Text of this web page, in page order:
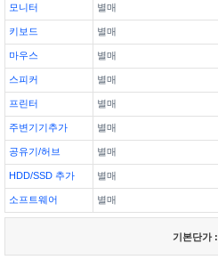
모니터 별매
키보드 별매
마우스 별매
스피커 별매
프린터 별매
주변기기추가 별매
공유기/허브 별매
HDD/SSD 추가 별매
소프트웨어 별매
기본단가 :